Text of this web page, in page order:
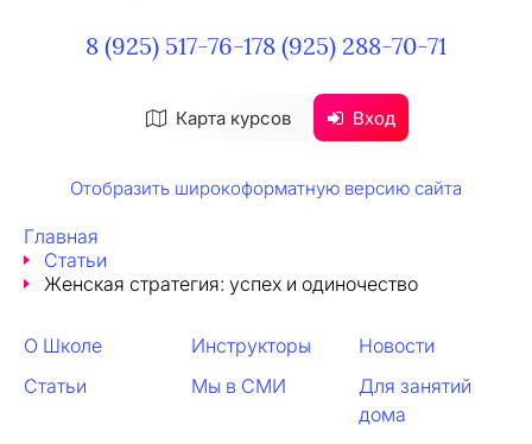
Карта курсов Вход
8 (925) 517-76-178 (925) 288-70-71
Отобразить широкоформатную версию сайта
Главная
Статьи
Женская стратегия: успех и одиночество
О Школе Инструкторы
Новости
Статьи
Мы в СМИ
Для занятий
дома